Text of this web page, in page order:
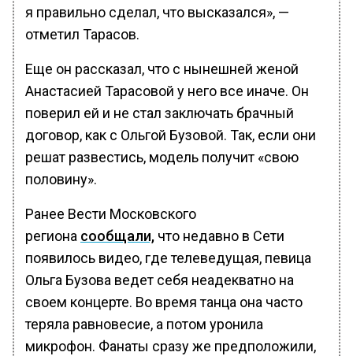
я правильно сделал, что высказался», —
отметил Тарасов.
Еще он рассказал, что с нынешней женой
Анастасией Тарасовой у него все иначе. Он
поверил ей и не стал заключать брачный
договор, как с Ольгой Бузовой. Так, если они
решат развестись, модель получит «свою
половину».
Ранее Вести Московского
региона сообщали, что недавно в Сети
появилось видео, где телеведущая, певица
Ольга Бузова ведет себя неадекватно на
своем концерте. Во время танца она часто
теряла равновесие, а потом уронила
микрофон. Фанаты сразу же предположили,